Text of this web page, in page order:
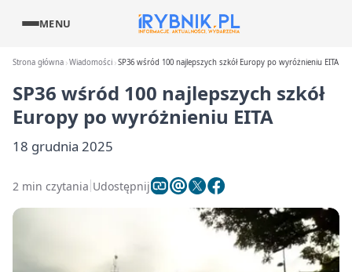
MENU
Strona główna Wiadomości SP36 wśród 100 najlepszych szkół Europy po wyróżnieniu EITA
SP36 wśród 100 najlepszych szkół
Europy po wyróżnieniu EITA
18 grudnia 2025
2 min czytania Udostępnij